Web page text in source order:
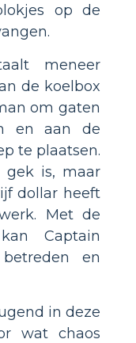
op de
meneer
de koelbox
om gaten
en aan de
te plaatsen.
is, maar
dollar heeft
Met de
Captain
en
in deze
wat chaos